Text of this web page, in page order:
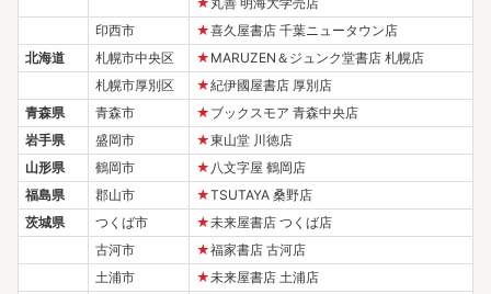
印西市
★喜久屋書店 千葉ニュータウン店
北海道
札幌市中央区 ★ MARUZEN＆ジュンク堂書店 札幌店
札幌市厚別区
★紀伊國屋書店 厚別店
青森県
青森市 ★ ブックスモア 青森中央店
岩手県
盛岡市 ★東山堂 川徳店
山形県
鶴岡市 ★ 八文字屋 鶴岡店
福島県
郡山市 ★TSUTAYA 桑野店
茨城県
つくば市 ★未来屋書店 つくば店
古河市
★福家書店 古河店
土浦市
★未来屋書店 土浦店